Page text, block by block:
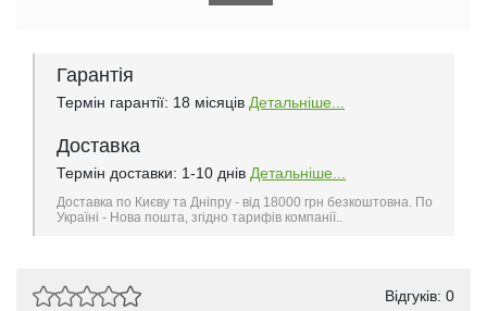
Гарантія
Термін гарантії: 18 місяців Детальніше...
Доставка
Термін доставки: 1-10 днів Детальніше...
Доставка по Києву та Дніпру - від 18000 грн безкоштовна. По
Україні - Нова пошта, згідно тарифів компанії..
Відгуків: 0